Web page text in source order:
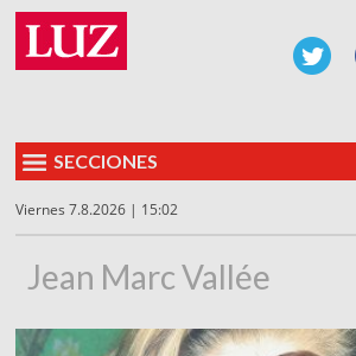
SECCIONES
Viernes 7.8.2026 | 15:02
Jean Marc Vallée